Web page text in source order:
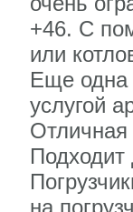
+46. С
или
Еще одна
услугой
Отличная